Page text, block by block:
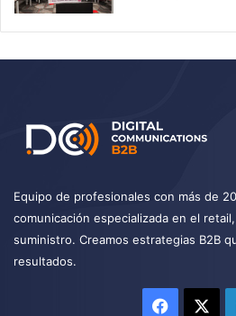
Equipo de profesionales con más de
comunicación especializada en el
suministro. Creamos estrategias B2B
resultados.